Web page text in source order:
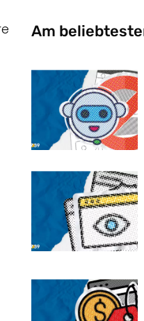
Am